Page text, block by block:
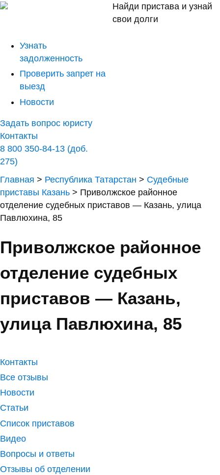
Найди пристава и узнай
свои долги
Узнать
задолженность
Проверить запрет на
выезд
Новости
Задать вопрос юристу
Контакты
8 800 350-84-13 (доб.
275)
Главная > Республика Татарстан > Судебные
приставы Казань > Приволжское районное
отделение судебных приставов — Казань, улица
Павлюхина, 85
Приволжское районное
отделение судебных
приставов — Казань,
улица Павлюхина, 85
Контакты
Все отзывы
Новости
Статьи
Список приставов
Видео
Вопросы и ответы
Отзывы об отделении